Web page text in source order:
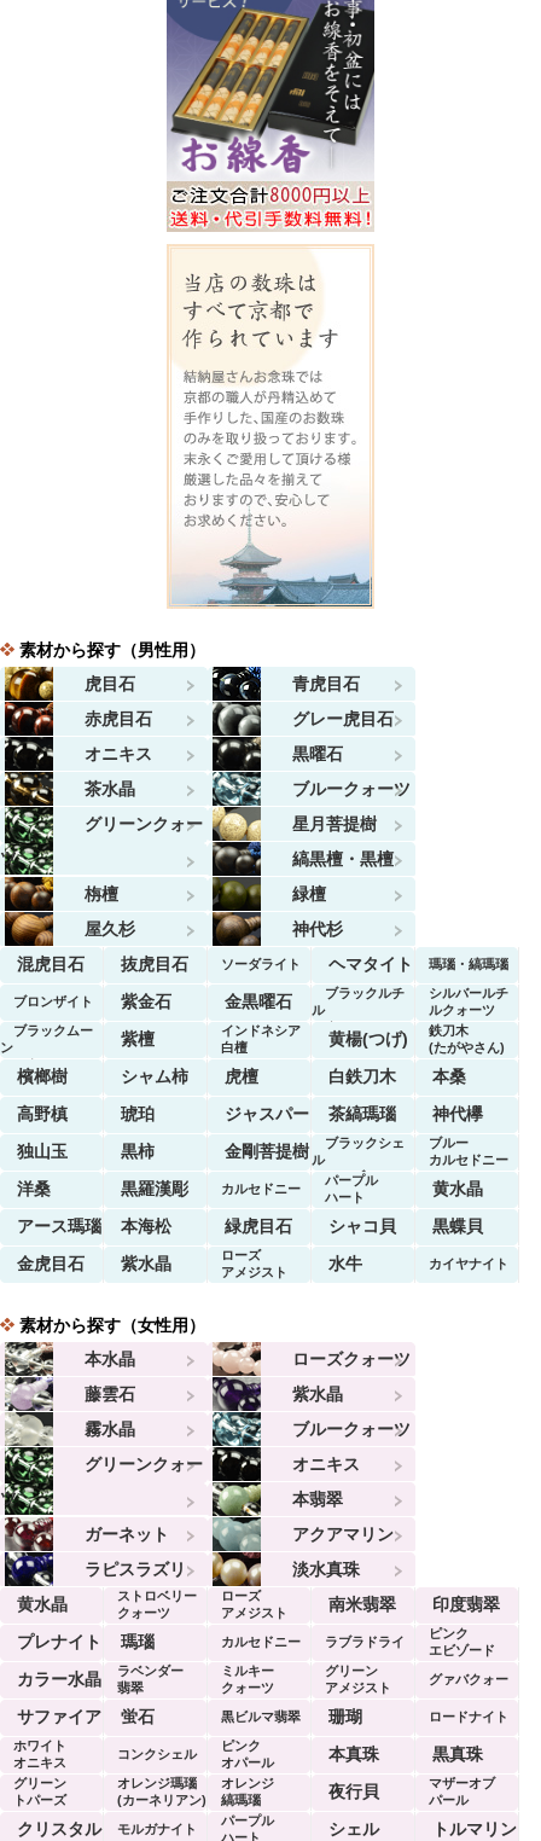
素材から探す（男性用）
虎目石
青虎目石
赤虎目石
グレー虎目石
オニキス
黒曜石
茶水晶
ブルークォーツ
グリーンクォー
ツ
星月菩提樹
縞黒檀・黒檀
栴檀
緑檀
屋久杉
神代杉
混虎目石
抜虎目石 ソーダライト ヘマタイト 瑪瑙・縞瑪瑙
ブロンザイト 紫金石 金黒曜石
ブラックルチ
ル
クォーツ
シルバールチ
ルクォーツ
ブラックムー
ン
ストーン
紫檀
インドネシア
白檀
黄楊(つげ)
鉄刀木
(たがやさん)
檳榔樹 シャム柿 虎檀 白鉄刀木
本桑
高野槙
琥珀 ジャスパー 茶縞瑪瑙
神代欅
独山玉
黒柿 金剛菩提樹
ブラックシェ
ル
マーブル
ブルー
カルセドニー
洋桑 黒羅漢彫 カルセドニー
パープル
ハート
黄水晶
アース瑪瑙
本海松 緑虎目石 シャコ貝
黒蝶貝
金虎目石
紫水晶
ローズ
アメジスト
水牛 カイヤナイト
素材から探す（女性用）
本水晶
ローズクォーツ
藤雲石
紫水晶
霧水晶
ブルークォーツ
グリーンクォー
ツ
オニキス
本翡翠
ガーネット
アクアマリン
ラピスラズリ
淡水真珠
黄水晶
ストロベリー
クォーツ
ローズ
アメジスト
南米翡翠
印度翡翠
プレナイト
瑪瑙 カルセドニー ラブラドライ
ピンク
エビゾード
カラー水晶
ラベンダー
翡翠
ミルキー
クォーツ
グリーン
アメジスト
グァバクォー
サファイア 蛍石 黒ビルマ翡翠 珊瑚
ロードナイト
ホワイト
オニキス
コンクシェル
ピンク
オパール
本真珠 黒真珠
グリーン
トパーズ
オレンジ瑪瑙
(カーネリアン)
オレンジ
縞瑪瑙
夜行貝
マザーオブ
パール
クリスタル モルガナイト
パープル
ハート
シェル トルマリン